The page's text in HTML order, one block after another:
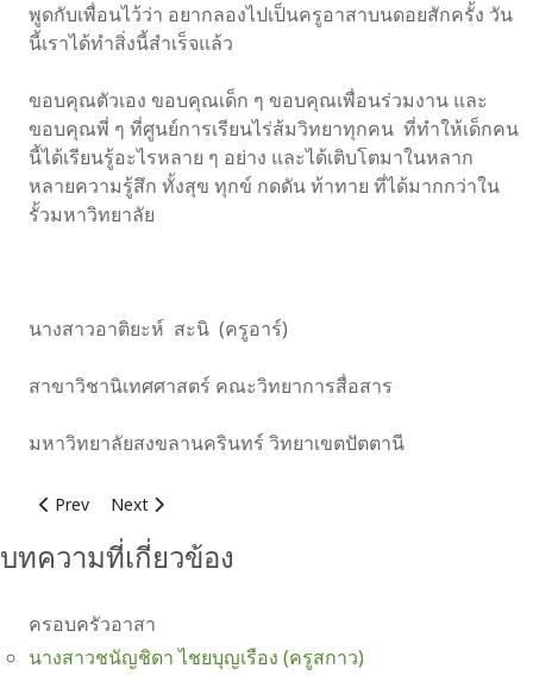
พูดกับเพื่อนไว้ว่า อยากลองไปเป็นครูอาสาบนดอยสักครั้ง วัน
นี้เราได้ทำสิ่งนี้สำเร็จแล้ว
ขอบคุณตัวเอง ขอบคุณเด็ก ๆ ขอบคุณเพื่อนร่วมงาน และ
ขอบคุณพี่ ๆ ที่ศูนย์การเรียนไร่ส้มวิทยาทุกคน ที่ทำให้เด็กคน
นี้ได้เรียนรู้อะไรหลาย ๆ อย่าง และได้เติบโตมาในหลาก
หลายความรู้สึก ทั้งสุข ทุกข์ กดดัน ท้าทาย ที่ได้มากกว่าใน
รั้วมหาวิทยาลัย
นางสาวอาติยะห์ สะนิ (ครูอาร์)
สาขาวิชานิเทศศาสตร์ คณะวิทยาการสื่อสาร
มหาวิทยาลัยสงขลานครินทร์ วิทยาเขตปัตตานี
Previous article: นางสาวชนัญชิดา ไชยบุญเรือง (ครูสกาว)
Prev Next article: นางสาวเชษฐ์ธิดา โพสา
Next
บทความที่เกี่ยวข้อง
ครอบครัวอาสา
นางสาวชนัญชิดา ไชยบุญเรือง (ครูสกาว)